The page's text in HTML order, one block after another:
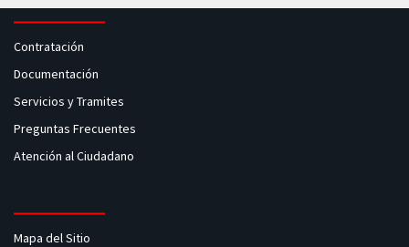
Contratación
Documentación
Servicios y Tramites
Preguntas Frecuentes
Atención al Ciudadano
Mapa del Sitio